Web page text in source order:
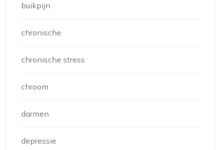
buikpijn
chronische
chronische stress
chroom
darmen
depressie